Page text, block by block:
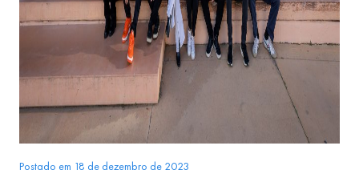
Postado em 18 de dezembro de 2023